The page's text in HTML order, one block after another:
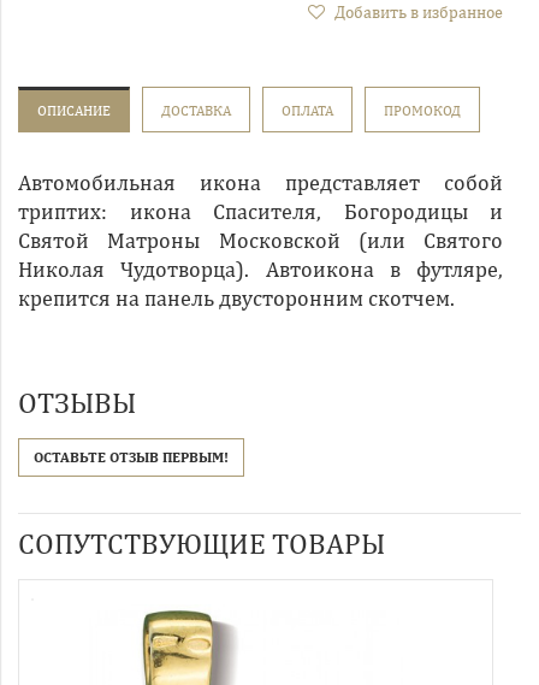
Добавить в избранное
ОПИСАНИЕ ДОСТАВКА ОПЛАТА ПРОМОКОД
Автомобильная икона представляет собой
триптих: икона Спасителя, Богородицы и
Святой Матроны Московской (или Святого
Николая Чудотворца). Автоикона в футляре,
крепится на панель двусторонним скотчем.
ОТЗЫВЫ
ОСТАВЬТЕ ОТЗЫВ ПЕРВЫМ!
СОПУТСТВУЮЩИЕ ТОВАРЫ